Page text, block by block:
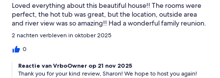
Loved everything about this beautiful house!! The rooms were
perfect, the hot tub was great, but the location, outside area
and river view was so amazing!! Had a wonderful family reunion.
2 nachten verbleven in oktober 2025
0
Reactie van VrboOwner op 21 nov 2025
Thank you for your kind review, Sharon! We hope to host you again!